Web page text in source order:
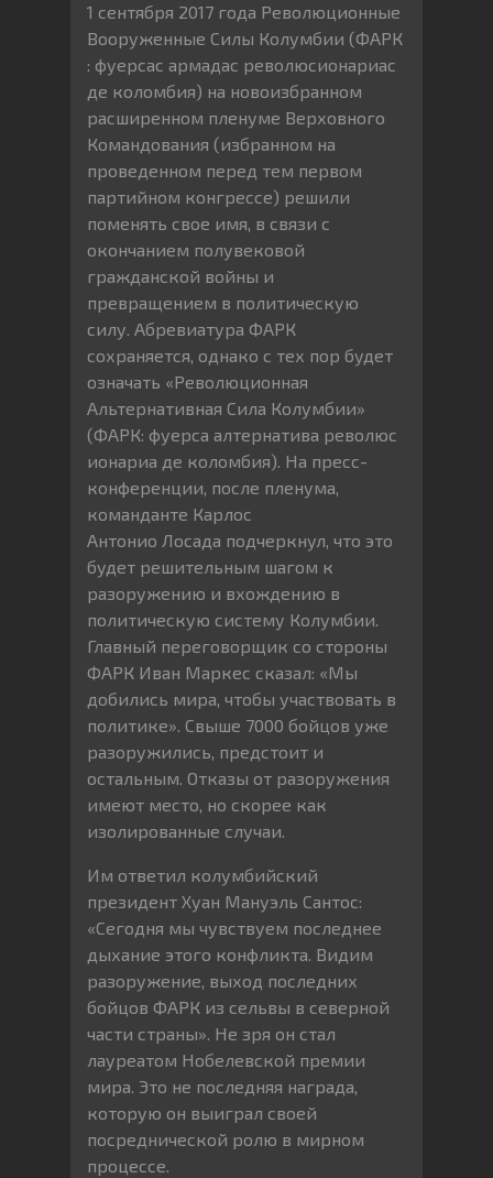
1 сентября 2017 года Революционные
Вооруженные Силы Колумбии (ФАРК
: фуерсас армадас революсионариас
де коломбия) на новоизбранном
расширенном пленуме Верховного
Командования (избранном на
проведенном перед тем первом
партийном конгрессе) решили
поменять свое имя, в связи с
окончанием полувековой
гражданской войны и
превращением в политическую
силу. Абревиатура ФАРК
сохраняется, однако с тех пор будет
означать «Революционная
Альтернативная Сила Колумбии»
(ФАРК: фуерса алтернатива революс
ионариа де коломбия). На пресс-
конференции, после пленума,
команданте Карлос
Антонио Лосада подчеркнул, что это
будет решительным шагом к
разоружению и вхождению в
политическую систему Колумбии.
Главный переговорщик со стороны
ФАРК Иван Маркес сказал: «Мы
добились мира, чтобы участвовать в
политике». Свыше 7000 бойцов уже
разоружились, предстоит и
остальным. Отказы от разоружения
имеют место, но скорее как
изолированные случаи.
Им ответил колумбийский
президент Хуан Мануэль Сантос:
«Сегодня мы чувствуем последнее
дыхание этого конфликта. Видим
разоружение, выход последних
бойцов ФАРК из сельвы в северной
части страны». Не зря он стал
лауреатом Нобелевской премии
мира. Это не последняя награда,
которую он выиграл своей
посреднической ролю в мирном
процессе.